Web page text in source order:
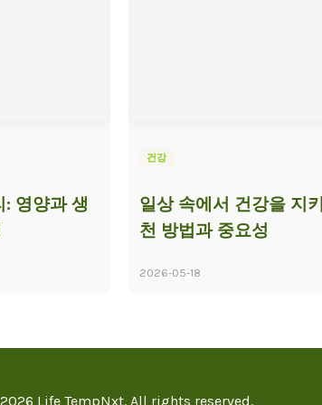
: 영양과 생
건강
일상 속에서 건강을 지
천 방법과 중요성
2026-05-18
Life TempNxt. All rights reserved.